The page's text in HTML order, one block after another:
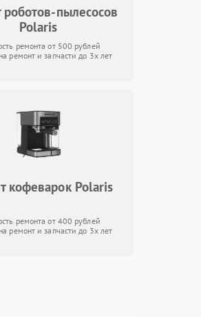
роботов-пылесосов
Polaris
ремонта от 500 рублей
ремонт и запчасти до 3х лет
кофеварок Polaris
ремонта от 400 рублей
ремонт и запчасти до 3х лет